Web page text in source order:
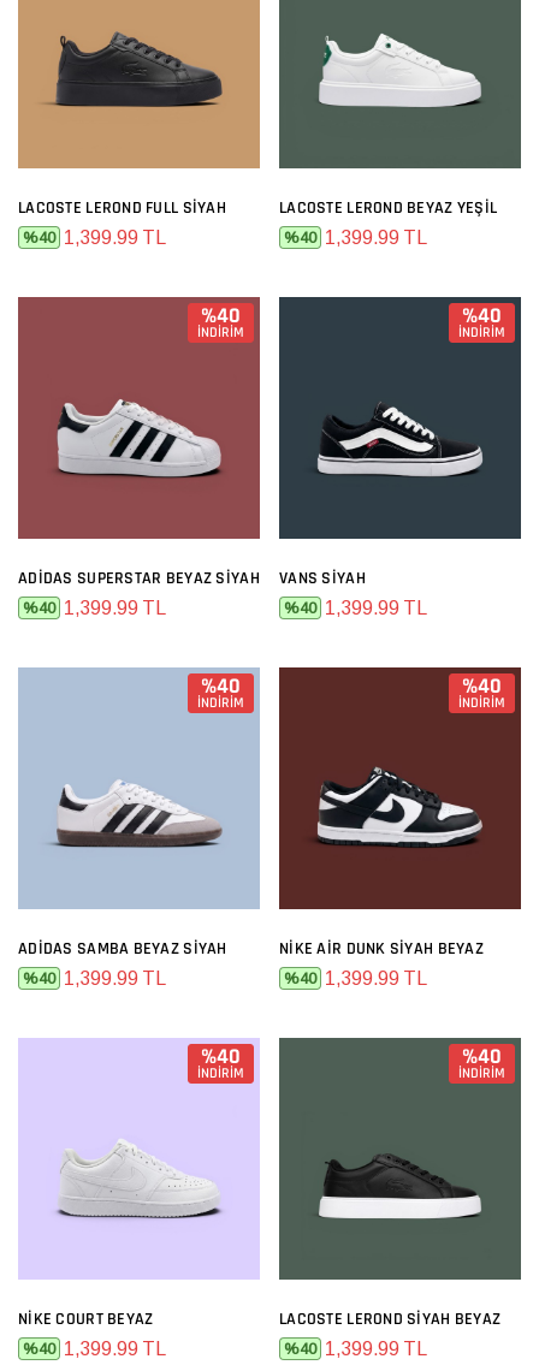
LACOSTE LEROND FULL SIYAH
%40 1,399.99 TL
LACOSTE LEROND BEYAZ YEŞIL
%40 1,399.99 TL
%40
İNDİRİM
ADIDAS SUPERSTAR BEYAZ SIYAH
%40 1,399.99 TL
%40
İNDİRİM
VANS SIYAH
%40 1,399.99 TL
%40
İNDİRİM
ADIDAS SAMBA BEYAZ SIYAH
%40 1,399.99 TL
%40
İNDİRİM
NIKE AIR DUNK SIYAH BEYAZ
%40 1,399.99 TL
%40
İNDİRİM
NIKE COURT BEYAZ
%40 1,399.99 TL
%40
İNDİRİM
LACOSTE LEROND SIYAH BEYAZ
%40 1,399.99 TL